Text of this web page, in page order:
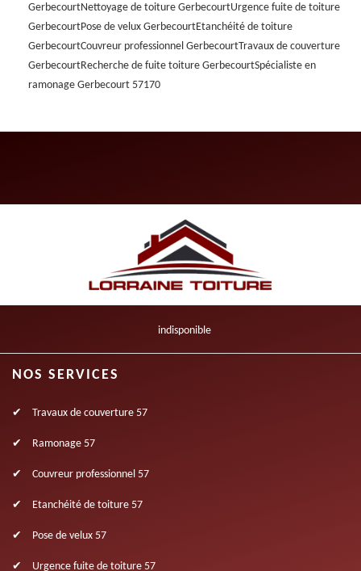
GerbecourtNettoyage de toiture GerbecourtUrgence fuite de toiture
GerbecourtPose de velux GerbecourtEtanchéité de toiture
GerbecourtCouvreur professionnel GerbecourtTravaux de couverture
GerbecourtRecherche de fuite toiture GerbecourtSpécialiste en
ramonage Gerbecourt 57170
indisponible
NOS SERVICES
Travaux de couverture 57
Ramonage 57
Couvreur professionnel 57
Etanchéité de toiture 57
Pose de velux 57
Urgence fuite de toiture 57